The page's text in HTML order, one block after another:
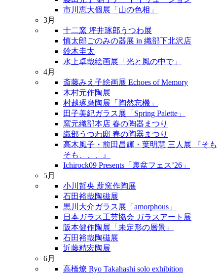
市川恵大個展「山の色相」
3月
十二窯 坪井琢郎うつわ展
慎太郎ごのみの器展 in 織部下北沢店
鈴木圭太
水上卓哉絵画展「光と風の中で」
4月
斎藤みえ子絵画展 Echoes of Memory
木村元作陶展
村越琢磨陶展「陶然忘機」
田子美紀ガラス展「Spring Palette」
窯元織部本店 春の陶器まつり
織部うつわ邸 春の陶器まつり
高木風子・前田昌輝・葉明慧 三人展 『そも
そも、、、』
Ichirock09 Presents「裏盆フェス’26」
5月
小川哲央 薪窯作陶展
石田裕哉陶磁展
黒川大介ガラス展「amorphous」
日本ガラス工芸協会 ガラスアート展
阪本健作陶展「未定形の層景」
石田裕哉陶磁展
近藤精宏陶展
6月
高橋燎 Ryo Takahashi solo exhibition